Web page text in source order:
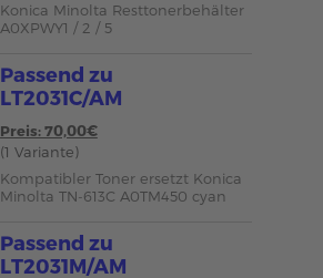
Konica Minolta Resttonerbehälter
A0XPWY1 / 2 / 5
Passend zu
LT2031C/AM
Preis: 70,00€
(1 Variante)
Kompatibler Toner ersetzt Konica
Minolta TN-613C A0TM450 cyan
Passend zu
LT2031M/AM